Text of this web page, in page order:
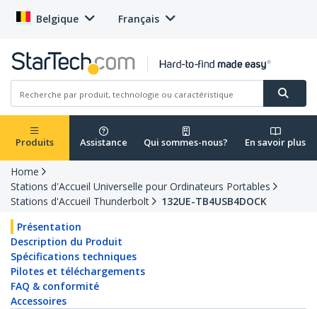
Belgique Français
Produits Assistance Qui sommes-nous? En savoir plus
Home
Stations d'Accueil Universelle pour Ordinateurs Portables
Stations d'Accueil Thunderbolt
132UE-TB4USB4DOCK
Présentation
Description du Produit
Spécifications techniques
Pilotes et téléchargements
FAQ & conformité
Accessoires